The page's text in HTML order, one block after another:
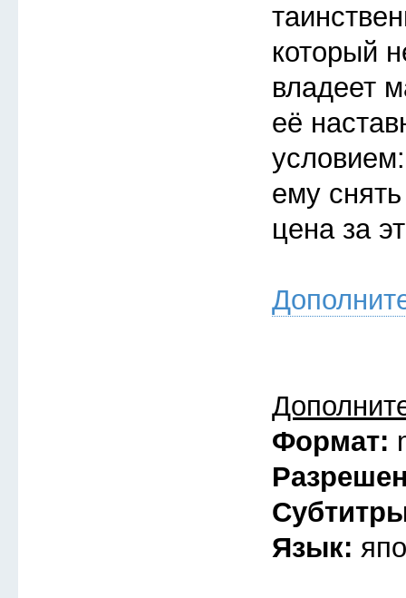
который
владеет
её
ему
цена за
Формат:
Язык: